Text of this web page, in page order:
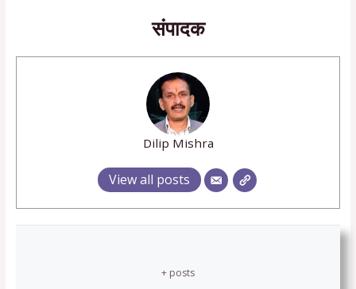
संपादक
Dilip Mishra
View all posts
+ posts